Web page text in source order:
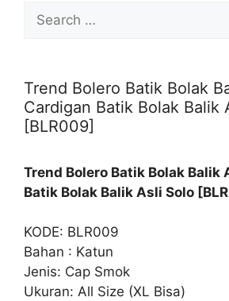
for:
Trend Bolero Batik Bolak
Cardigan Batik Bolak Balik
[BLR009]
Trend Bolero Batik Bolak Balik
Batik Bolak Balik Asli Solo
KODE: BLR009
Bahan : Katun
Jenis: Cap Smok
Ukuran: All Size (XL Bisa)